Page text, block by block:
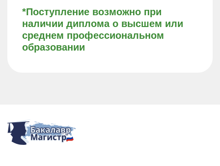
*Поступление возможно при
наличии диплома о высшем или
среднем профессиональном
образовании